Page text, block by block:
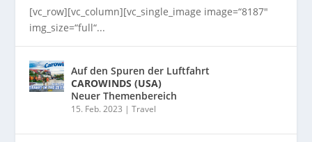
[vc_row][vc_column][vc_single_image image=“8187″
img_size=“full“...
Auf den Spuren der Luftfahrt
CAROWINDS (USA)
Neuer Themenbereich
15. Feb. 2023 |Travel